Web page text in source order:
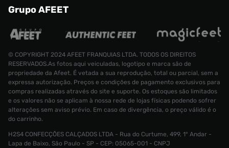
Grupo AFEET
© COPYRIGHT 2024 AFEET FRANQUIAS LTDA. TODOS OS DIREITOS
RESERVADOS.As fotos aqui veiculadas, logotipo e marca são de
propriedade da Afeet. É vetada a sua reprodução, total ou parcial, sem a
expressa autorização. Preços e condições de pagamento exclusivos para
compras realizadas através do site e suporte. Os estoques são limitados
e os valores não se aplicam à nossa rede de lojas físicas podendo sofrer
alterações sem aviso prévio. Em caso de divergência, o preço válido é o
do carrinho.
H2S4 CONFECÇÕES CALÇADOS LTDA - Rua do Curtume, 499, 1° Andar -
Lapa de Baixo, São Paulo - SP - CEP: 05065-001 - CNPJ